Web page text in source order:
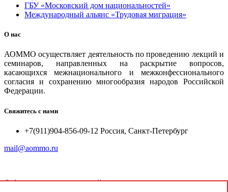
ГБУ «Московский дом национальностей»
Международный альянс «Трудовая миграция»
О нас
АОММО осуществляет деятельность по проведению лекций и
семинаров, направленных на раскрытие вопросов,
касающихся межнационального и межконфессионального
согласия и сохранению многообразия народов Российской
Федерации.
Свяжитесь с нами
+7(911)904-856-09-12 Россия, Санкт-Петербург
mail@aommo.ru
© Ассоциация организаций по реализации национальных